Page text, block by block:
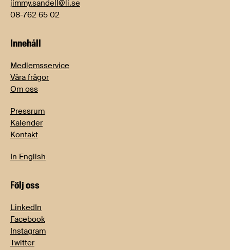
jimmy.sandell@li.se
08-762 65 02
Innehåll
Medlemsservice
Våra frågor
Om oss
Pressrum
Kalender
Kontakt
In English
Följ oss
LinkedIn
Facebook
Instagram
Twitter